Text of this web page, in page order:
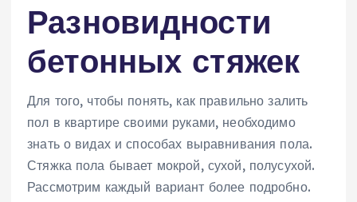
Разновидности
бетонных стяжек
Для того, чтобы понять, как правильно залить
пол в квартире своими руками, необходимо
знать о видах и способах выравнивания пола.
Стяжка пола бывает мокрой, сухой, полусухой.
Рассмотрим каждый вариант более подробно.